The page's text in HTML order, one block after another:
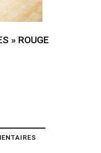
» ROUGE